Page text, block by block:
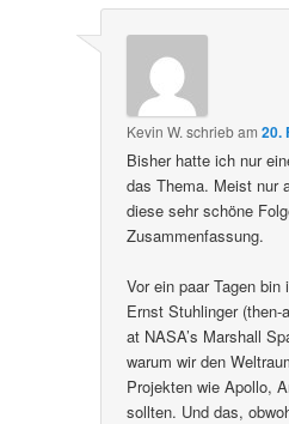
Kevin W. schriebam20.
Bisher hatte ich nur
das Thema. Meist nur
diese sehr schöne
Zusammenfassung.
Vor ein paar Tagen
Ernst Stuhlinger
at NASA’s Marshall
warum wir den
Projekten wie Apollo,
sollten. Und das,